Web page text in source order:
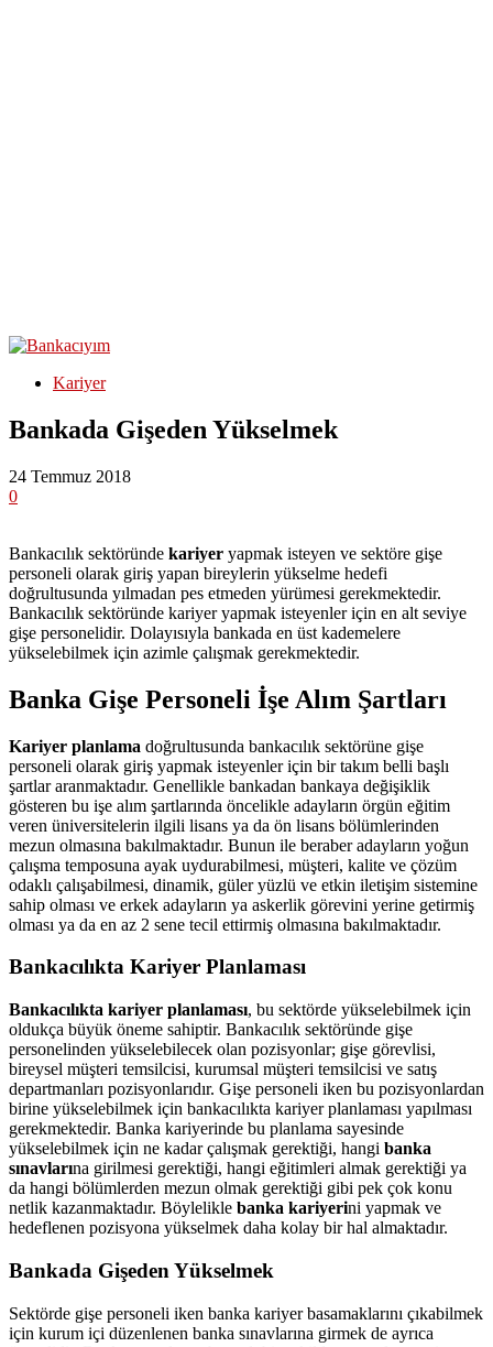
Kariyer
Bankada Gişeden Yükselmek
24 Temmuz 2018
0
Bankacılık sektöründe kariyer yapmak isteyen ve sektöre gişe
personeli olarak giriş yapan bireylerin yükselme hedefi
doğrultusunda yılmadan pes etmeden yürümesi gerekmektedir.
Bankacılık sektöründe kariyer yapmak isteyenler için en alt seviye
gişe personelidir. Dolayısıyla bankada en üst kademelere
yükselebilmek için azimle çalışmak gerekmektedir.
Banka Gişe Personeli İşe Alım Şartları
Kariyer planlama doğrultusunda bankacılık sektörüne gişe
personeli olarak giriş yapmak isteyenler için bir takım belli başlı
şartlar aranmaktadır. Genellikle bankadan bankaya değişiklik
gösteren bu işe alım şartlarında öncelikle adayların örgün eğitim
veren üniversitelerin ilgili lisans ya da ön lisans bölümlerinden
mezun olmasına bakılmaktadır. Bunun ile beraber adayların yoğun
çalışma temposuna ayak uydurabilmesi, müşteri, kalite ve çözüm
odaklı çalışabilmesi, dinamik, güler yüzlü ve etkin iletişim sistemine
sahip olması ve erkek adayların ya askerlik görevini yerine getirmiş
olması ya da en az 2 sene tecil ettirmiş olmasına bakılmaktadır.
Bankacılıkta Kariyer Planlaması
Bankacılıkta kariyer planlaması, bu sektörde yükselebilmek için
oldukça büyük öneme sahiptir. Bankacılık sektöründe gişe
personelinden yükselebilecek olan pozisyonlar; gişe görevlisi,
bireysel müşteri temsilcisi, kurumsal müşteri temsilcisi ve satış
departmanları pozisyonlarıdır. Gişe personeli iken bu pozisyonlardan
birine yükselebilmek için bankacılıkta kariyer planlaması yapılması
gerekmektedir. Banka kariyerinde bu planlama sayesinde
yükselebilmek için ne kadar çalışmak gerektiği, hangi banka
sınavlarına girilmesi gerektiği, hangi eğitimleri almak gerektiği ya
da hangi bölümlerden mezun olmak gerektiği gibi pek çok konu
netlik kazanmaktadır. Böylelikle banka kariyerini yapmak ve
hedeflenen pozisyona yükselmek daha kolay bir hal almaktadır.
Bankada Gişeden Yükselmek
Sektörde gişe personeli iken banka kariyer basamaklarını çıkabilmek
için kurum içi düzenlenen banka sınavlarına girmek de ayrıca